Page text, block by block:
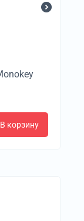
В корзину